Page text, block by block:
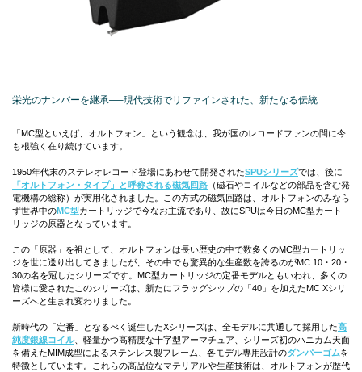
栄光のナンバーを継承──現代技術でリファインされた、新たなる伝統
「MC型といえば、オルトフォン」という観念は、我が国のレコードファンの間に今
も根強く在り続けています。
1950年代末のステレオレコード登場にあわせて開発されたSPUシリーズでは、後に
「オルトフォン・タイプ」と呼称される磁気回路 （磁石やコイルなどの部品を含む発
電機構の総称）が実用化されました。この方式の磁気回路は、オルトフォンのみなら
ず世界中のMC型カートリッジで今なお主流であり、故にSPUは今日のMC型カート
リッジの原器となっています。
この「原器」を祖として、オルトフォンは長い歴史の中で数多くのMC型カートリッ
ジを世に送り出してきましたが、その中でも驚異的な生産数を誇るのがMC 10・20・
30の名を冠したシリーズです。MC型カートリッジの定番モデルともいわれ、多くの
皆様に愛されたこのシリーズは、新たにフラッグシップの「40」を加えたMC Xシリ
ーズへと生まれ変わりました。
新時代の「定番」となるべく誕生したXシリーズは、全モデルに共通して採用した高
純度銀線コイル、軽量かつ高精度な十字型アーマチュア、シリーズ初のハニカム天面
を備えたMIM成型によるステンレス製フレーム、各モデル専用設計のダンパーゴムを
特徴としています。これらの高品位なマテリアルや生産技術は、オルトフォンが歴代